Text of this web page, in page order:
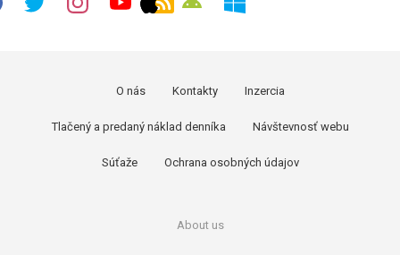
O nás Kontakty Inzercia
Tlačený a predaný náklad denníka Návštevnosť webu
Súťaže Ochrana osobných údajov
About us